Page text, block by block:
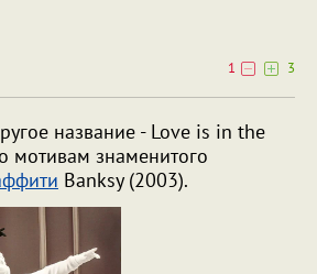
1
3
название - Love is in the
мотивам знаменитого
Banksy (2003).